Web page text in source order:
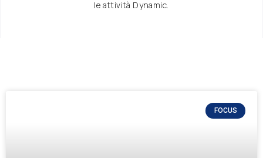
le attività Dynamic.
FOCUS